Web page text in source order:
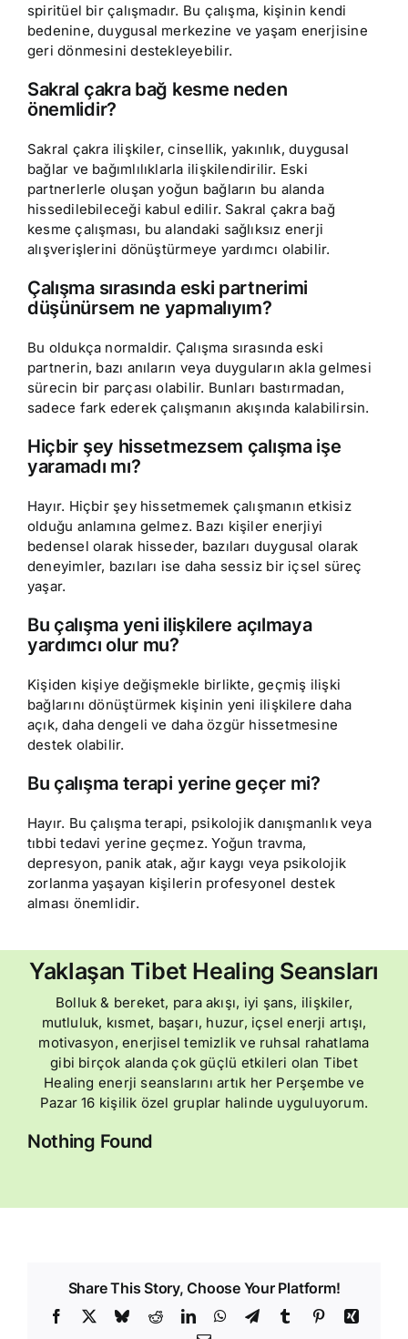
spiritüel bir çalışmadır. Bu çalışma, kişinin kendi
bedenine, duygusal merkezine ve yaşam enerjisine
geri dönmesini destekleyebilir.
Sakral çakra bağ kesme neden
önemlidir?
Sakral çakra ilişkiler, cinsellik, yakınlık, duygusal
bağlar ve bağımlılıklarla ilişkilendirilir. Eski
partnerlerle oluşan yoğun bağların bu alanda
hissedilebileceği kabul edilir. Sakral çakra bağ
kesme çalışması, bu alandaki sağlıksız enerji
alışverişlerini dönüştürmeye yardımcı olabilir.
Çalışma sırasında eski partnerimi
düşünürsem ne yapmalıyım?
Bu oldukça normaldir. Çalışma sırasında eski
partnerin, bazı anıların veya duyguların akla gelmesi
sürecin bir parçası olabilir. Bunları bastırmadan,
sadece fark ederek çalışmanın akışında kalabilirsin.
Hiçbir şey hissetmezsem çalışma işe
yaramadı mı?
Hayır. Hiçbir şey hissetmemek çalışmanın etkisiz
olduğu anlamına gelmez. Bazı kişiler enerjiyi
bedensel olarak hisseder, bazıları duygusal olarak
deneyimler, bazıları ise daha sessiz bir içsel süreç
yaşar.
Bu çalışma yeni ilişkilere açılmaya
yardımcı olur mu?
Kişiden kişiye değişmekle birlikte, geçmiş ilişki
bağlarını dönüştürmek kişinin yeni ilişkilere daha
açık, daha dengeli ve daha özgür hissetmesine
destek olabilir.
Bu çalışma terapi yerine geçer mi?
Hayır. Bu çalışma terapi, psikolojik danışmanlık veya
tıbbi tedavi yerine geçmez. Yoğun travma,
depresyon, panik atak, ağır kaygı veya psikolojik
zorlanma yaşayan kişilerin profesyonel destek
alması önemlidir.
Yaklaşan Tibet Healing Seansları
Bolluk & bereket, para akışı, iyi şans, ilişkiler,
mutluluk, kısmet, başarı, huzur, içsel enerji artışı,
motivasyon, enerjisel temizlik ve ruhsal rahatlama
gibi birçok alanda çok güçlü etkileri olan Tibet
Healing enerji seanslarını artık her Perşembe ve
Pazar 16 kişilik özel gruplar halinde uyguluyorum.
Nothing Found
Share This Story, Choose Your Platform!
Facebook BlueskyRedditLinkedInWhatsApp
TelegramTumblrPinterestXing